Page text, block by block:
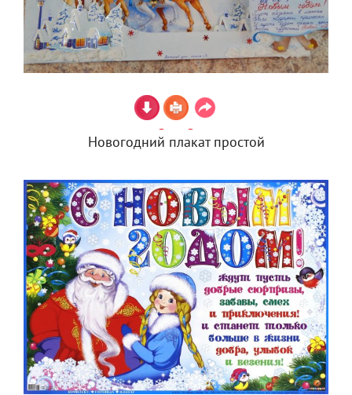
Новогодний плакат простой